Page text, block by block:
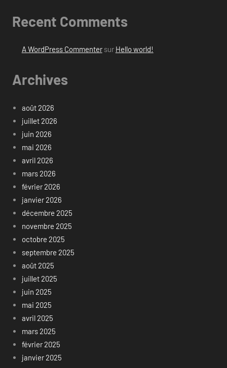
Recent Comments
A WordPress Commentersur Hello world!
Archives
août 2026
juillet 2026
juin 2026
mai 2026
avril 2026
mars 2026
février 2026
janvier 2026
décembre 2025
novembre 2025
octobre 2025
septembre 2025
août 2025
juillet 2025
juin 2025
mai 2025
avril 2025
mars 2025
février 2025
janvier 2025